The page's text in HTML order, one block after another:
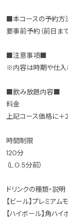
■本コースの予約
要事前予約（前日まで
■注意事項■
※内容は時期や仕入
■飲み放題内容■
料金
上記コース価格に＋
時間制限
120分
（L.O.5分前）
ドリンクの種類・説明
【ビール】プレミアム
【ハイボール】角ハイ